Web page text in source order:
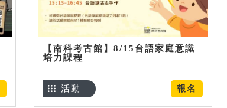
【南科考古館】8/15台語家庭意識
培力課程
報名
活動